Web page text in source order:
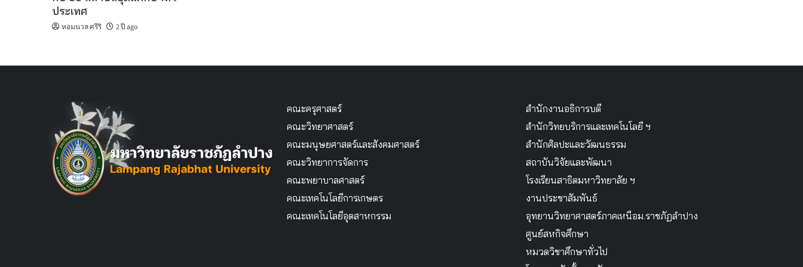
ประเทศ
หอมนวล ศรีริ 2 ปี ago
คณะครุศาสตร์
คณะวิทยาศาสตร์
คณะมนุษยศาสตร์และสังคมศาสตร์
คณะวิทยาการจัดการ
คณะพยาบาลศาสตร์
คณะเทคโนโลยีการเกษตร
คณะเทคโนโลยีอุตสาหกรรม
สำนักงานอธิการบดี
สำนักวิทยบริการและเทคโนโลยี ฯ
สำนักศิลปะและวัฒนธรรม
สถาบันวิจัยและพัฒนา
โรงเรียนสาธิตมหาวิทยาลัย ฯ
งานประชาสัมพันธ์
อุทยานวิทยาศาสตร์ภาคเหนือม.ราชภัฏลำปาง
ศูนย์สหกิจศึกษา
หมวดวิชาศึกษาทั่วไป